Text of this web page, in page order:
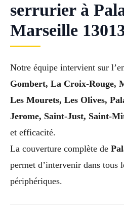
serrurier à
Marseille
Notre équipe intervient sur
Gombert, La Croix-Rouge,
Les Mourets, Les Olives,
Jerome, Saint-Just, Saint-
et efficacité.
La couverture complète de
permet d’intervenir dans tous
périphériques.